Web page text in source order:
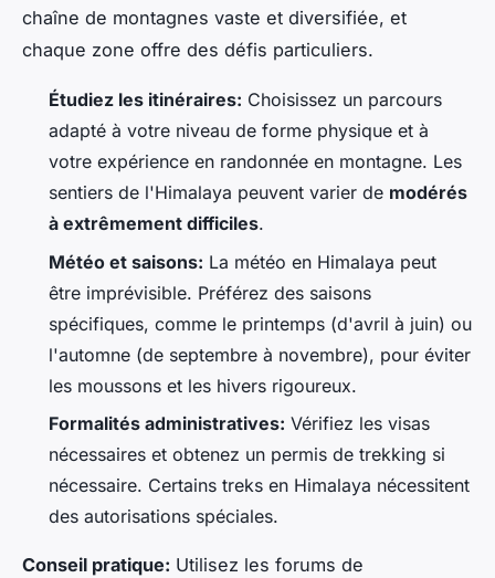
chaîne de montagnes vaste et diversifiée, et
chaque zone offre des défis particuliers.
Étudiez les itinéraires: Choisissez un parcours
adapté à votre niveau de forme physique et à
votre expérience en randonnée en montagne. Les
sentiers de l'Himalaya peuvent varier de modérés
à extrêmement difficiles.
Météo et saisons: La météo en Himalaya peut
être imprévisible. Préférez des saisons
spécifiques, comme le printemps (d'avril à juin) ou
l'automne (de septembre à novembre), pour éviter
les moussons et les hivers rigoureux.
Formalités administratives: Vérifiez les visas
nécessaires et obtenez un permis de trekking si
nécessaire. Certains treks en Himalaya nécessitent
des autorisations spéciales.
Conseil pratique: Utilisez les forums de